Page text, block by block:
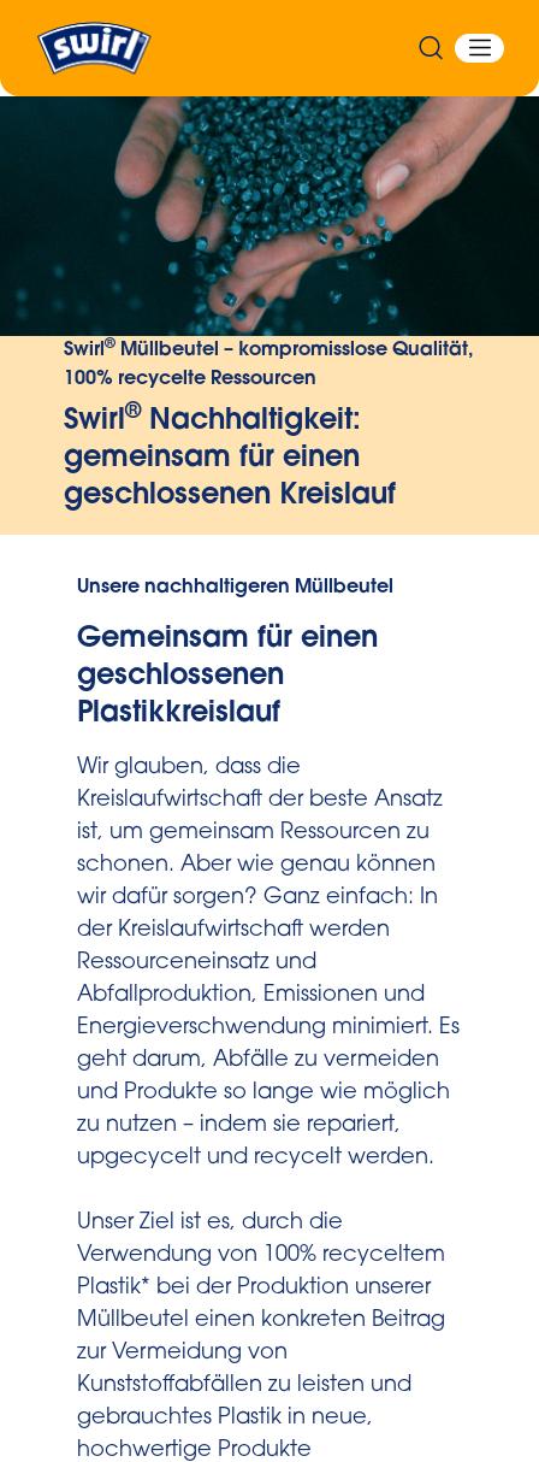
Swirl® Müllbeutel – kompromisslose Qualität,
100% recycelte Ressourcen
Swirl®Nachhaltigkeit:
gemeinsam für einen
geschlossenen Kreislauf
Unsere nachhaltigeren Müllbeutel
Gemeinsam für einen
geschlossenen
Plastikkreislauf
Wir glauben, dass die
Kreislaufwirtschaft der beste Ansatz
ist, um gemeinsam Ressourcen zu
schonen. Aber wie genau können
wir dafür sorgen? Ganz einfach: In
der Kreislaufwirtschaft werden
Ressourceneinsatz und
Abfallproduktion, Emissionen und
Energieverschwendung minimiert. Es
geht darum, Abfälle zu vermeiden
und Produkte so lange wie möglich
zu nutzen – indem sie repariert,
upgecycelt und recycelt werden.
Unser Ziel ist es, durch die
Verwendung von 100% recyceltem
Plastik* bei der Produktion unserer
Müllbeutel einen konkreten Beitrag
zur Vermeidung von
Kunststoffabfällen zu leisten und
gebrauchtes Plastik in neue,
hochwertige Produkte